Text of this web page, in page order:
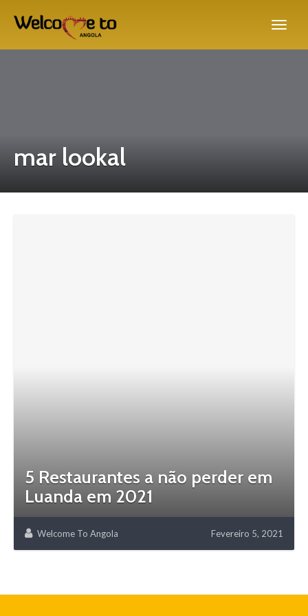
mar lookal
5 Restaurantes a não perder em
Luanda em 2021
Welcome To Angola Fevereiro 5, 2021